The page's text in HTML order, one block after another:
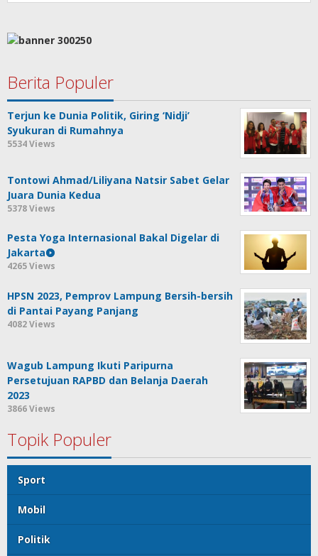
Berita Populer
Terjun ke Dunia Politik, Giring ‘Nidji’
Syukuran di Rumahnya
5534 Views
Tontowi Ahmad/Liliyana Natsir Sabet Gelar
Juara Dunia Kedua
5378 Views
Pesta Yoga Internasional Bakal Digelar di
Jakarta
4265 Views
HPSN 2023, Pemprov Lampung Bersih-bersih
di Pantai Payang Panjang
4082 Views
Wagub Lampung Ikuti Paripurna
Persetujuan RAPBD dan Belanja Daerah
2023
3866 Views
Topik Populer
Sport
Mobil
Politik